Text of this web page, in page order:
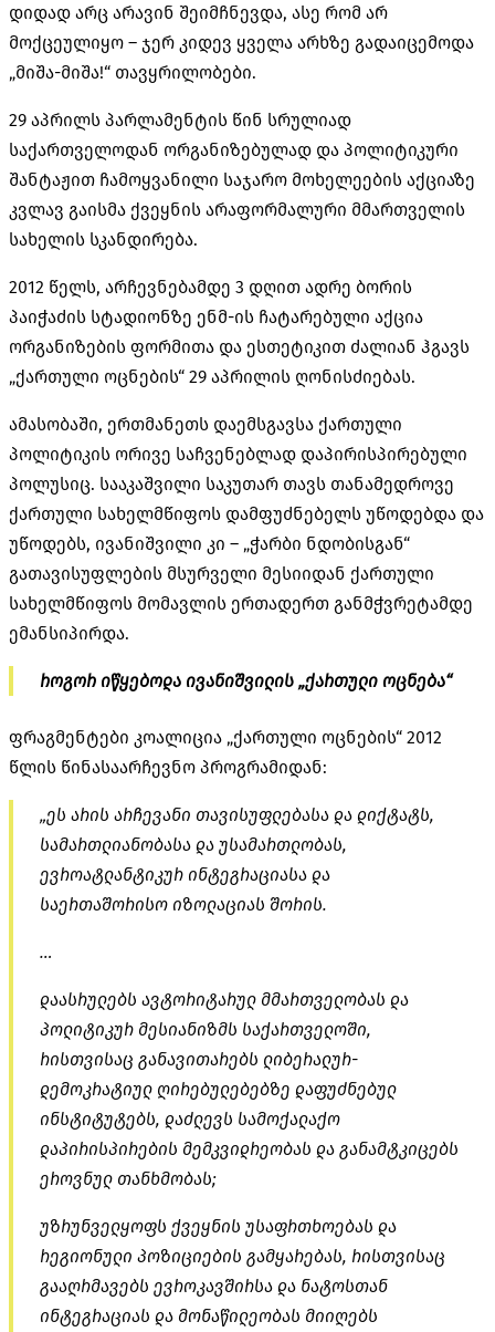
დიდად არც არავინ შეიმჩნევდა, ასე რომ არ
მოქცეულიყო – ჯერ კიდევ ყველა არხზე გადაიცემოდა
„მიშა-მიშა!“ თავყრილობები.
29 აპრილს პარლამენტის წინ სრულიად
საქართველოდან ორგანიზებულად და პოლიტიკური
შანტაჟით ჩამოყვანილი საჯარო მოხელეების აქციაზე
კვლავ გაისმა ქვეყნის არაფორმალური მმართველის
სახელის სკანდირება.
2012 წელს, არჩევნებამდე 3 დღით ადრე ბორის
პაიჭაძის სტადიონზე ენმ-ის ჩატარებული აქცია
ორგანიზების ფორმითა და ესთეტიკით ძალიან ჰგავს
„ქართული ოცნების“ 29 აპრილის ღონისძიებას.
ამასობაში, ერთმანეთს დაემსგავსა ქართული
პოლიტიკის ორივე საჩვენებლად დაპირისპირებული
პოლუსიც. სააკაშვილი საკუთარ თავს თანამედროვე
ქართული სახელმწიფოს დამფუძნებელს უწოდებდა და
უწოდებს, ივანიშვილი კი – „ჭარბი ნდობისგან“
გათავისუფლების მსურველი მესიიდან ქართული
სახელმწიფოს მომავლის ერთადერთ განმჭვრეტამდე
ემანსიპირდა.
როგორ იწყებოდა ივანიშვილის „ქართული ოცნება“
ფრაგმენტები კოალიცია „ქართული ოცნების“ 2012
წლის წინასაარჩევნო პროგრამიდან:
„ეს არის არჩევანი თავისუფლებასა და დიქტატს,
სამართლიანობასა და უსამართლობას,
ევროატლანტიკურ ინტეგრაციასა და
საერთაშორისო იზოლაციას შორის.
…
დაასრულებს ავტორიტარულ მმართველობას და
პოლიტიკურ მესიანიზმს საქართველოში,
რისთვისაც განავითარებს ლიბერალურ-
დემოკრატიულ ღირებულებებზე დაფუძნებულ
ინსტიტუტებს, დაძლევს სამოქალაქო
დაპირისპირების მემკვიდრეობას და განამტკიცებს
ეროვნულ თანხმობას;
უზრუნველყოფს ქვეყნის უსაფრთხოებას და
რეგიონული პოზიციების გამყარებას, რისთვისაც
გააღრმავებს ევროკავშირსა და ნატოსთან
ინტეგრაციას და მონაწილეობას მიიღებს